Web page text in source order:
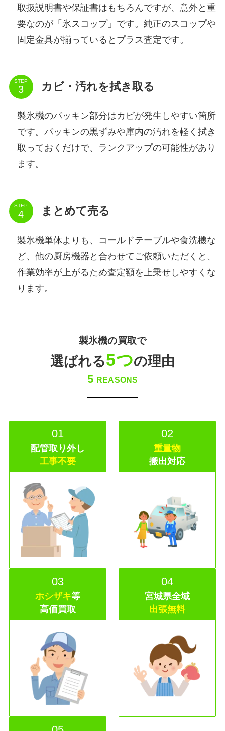
取扱説明書や保証書はもちろんですが、意外と重
要なのが「氷スコップ」です。純正のスコップや
固定金具が揃っているとプラス査定です。
STEP カビ・汚れを拭き取る
製氷機のパッキン部分はカビが発生しやすい箇所
です。パッキンの黒ずみや庫内の汚れを軽く拭き
取っておくだけで、ランクアップの可能性があり
ます。
STEP まとめて売る
製氷機単体よりも、コールドテーブルや食洗機な
ど、他の厨房機器と合わせてご依頼いただくと、
作業効率が上がるため査定額を上乗せしやすくな
ります。
製氷機の買取で
選ばれる5つの理由
5 REASONS
01
配管取り外し
工事不要
02
重量物
搬出対応
03
ホシザキ等
高価買取
04
宮城県全域
出張無料